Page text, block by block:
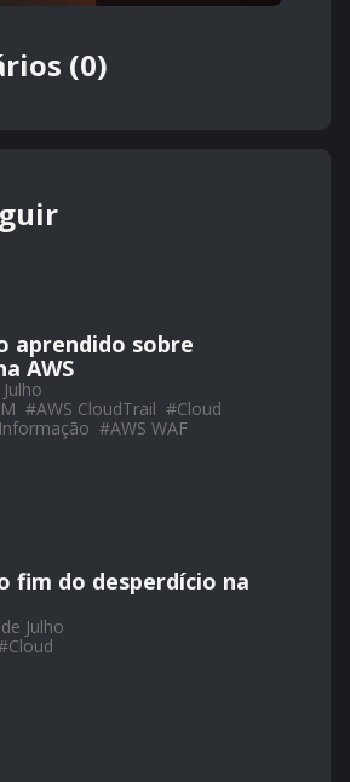
(0)
aprendido sobre
AWS
#AWS CloudTrail #Cloud
#AWS WAF
fim do desperdício na
Julho
Cloud